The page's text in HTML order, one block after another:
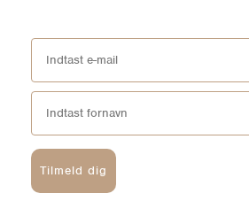
Tilmeld dig